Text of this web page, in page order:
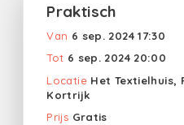
Praktisch
Van 6 sep. 2024 17:30
Tot 6 sep. 2024 20:00
Locatie Het Textielhuis,
Kortrijk
Prijs Gratis